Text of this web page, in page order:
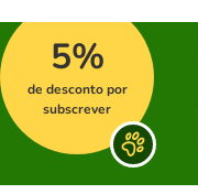
5%
de desconto por
subscrever